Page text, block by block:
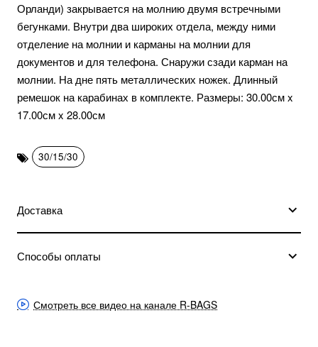
Орланди) закрывается на молнию двумя встречными
бегунками. Внутри два широких отдела, между ними
отделение на молнии и карманы на молнии для
документов и для телефона. Снаружи сзади карман на
молнии. На дне пять металлических ножек. Длинный
ремешок на карабинах в комплекте. Размеры: 30.00см x
17.00см x 28.00см
30/15/30
Доставка
Способы оплаты
Смотреть все видео на канале R-BAGS